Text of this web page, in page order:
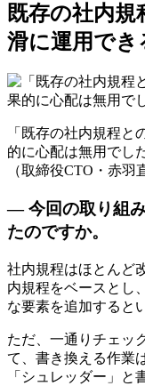
既存の社内
滑に運用でき
「既存の社内規程
的に心配は無用でし
（取締役CTO・赤羽
— 今回の取り組
たのですか。
社内規程はほとんど
内規程をベースとし
な要素を追加すると
ただ、一通りチェッ
て、書き換える作業
「シュレッダー」